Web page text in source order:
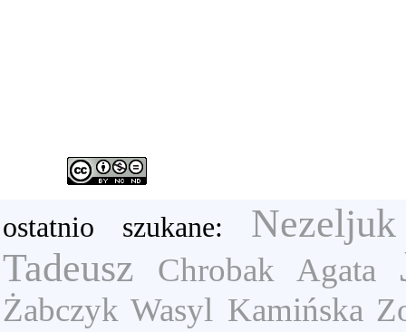
ostatnio szukane:
Tadeusz
Chrobak Agata
Żabczyk Wasyl Kamińska